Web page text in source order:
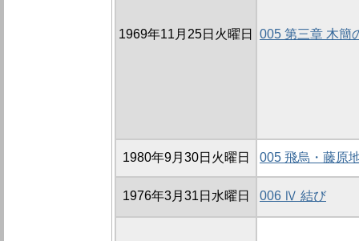
1969年11月25日火曜日 005 第三章 木簡
1980年9月30日火曜日 005 飛烏・藤原
1976年3月31日水曜日 006 Ⅳ 結び